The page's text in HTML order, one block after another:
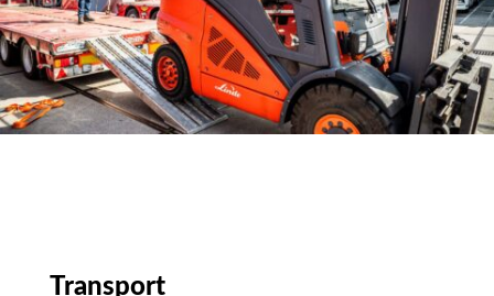
Transport